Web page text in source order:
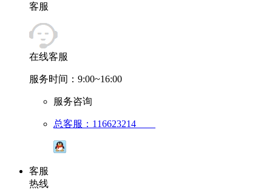
客服
在线客服
服务时间：9:00~16:00
服务咨询
总客服：116623214
客服
热线